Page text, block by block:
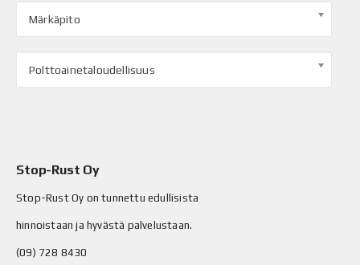
Märkäpito
Polttoainetaloudellisuus
Stop-Rust Oy
Stop-Rust Oy on tunnettu edullisista
hinnoistaan ja hyvästä palvelustaan.
(09) 728 8430